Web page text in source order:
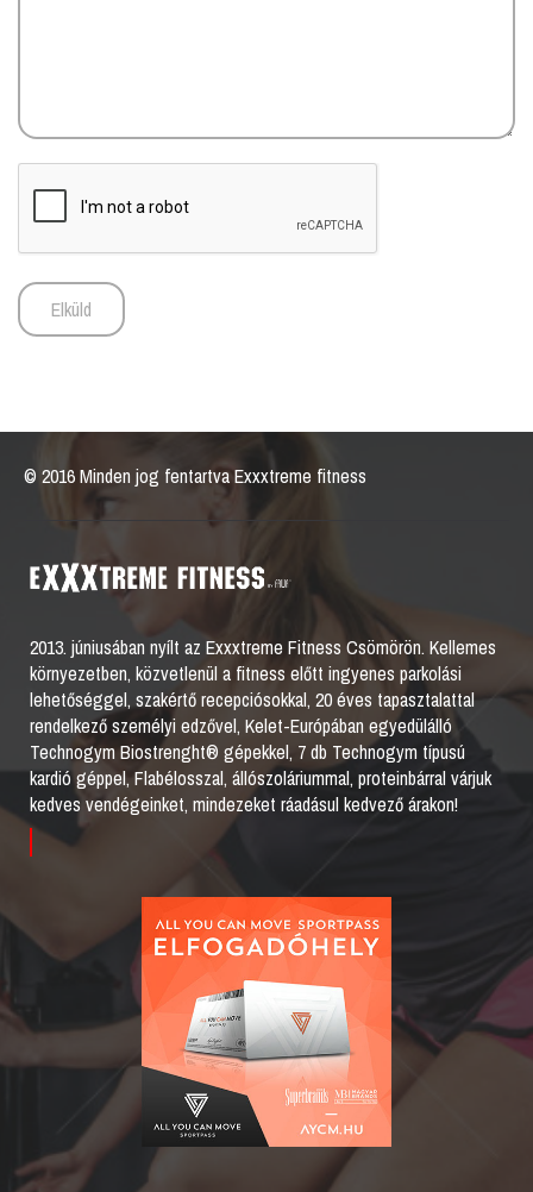
© 2016 Minden jog fentartva Exxxtreme fitness
2013. júniusában nyílt az Exxxtreme Fitness Csömörön. Kellemes
környezetben, közvetlenül a fitness előtt ingyenes parkolási
lehetőséggel, szakértő recepciósokkal, 20 éves tapasztalattal
rendelkező személyi edzővel, Kelet-Európában egyedülálló
Technogym Biostrenght® gépekkel, 7 db Technogym típusú
kardió géppel, Flabélosszal, állószoláriummal, proteinbárral várjuk
kedves vendégeinket, mindezeket ráadásul kedvező árakon!